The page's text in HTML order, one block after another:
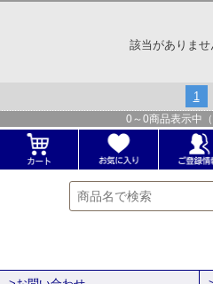
該当がありませ
1
0 ～ 0商品表示中